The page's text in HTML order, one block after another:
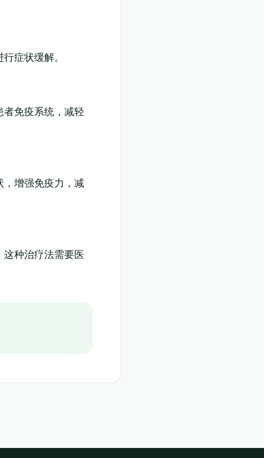
症状缓解。
免疫系统，减轻
，增强免疫力，减
种治疗法需要医